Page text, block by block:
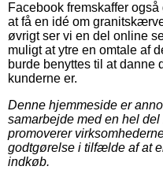
Facebook fremskaffer
at få en idé om
øvrigt ser vi en del online
muligt at ytre en omtale af
burde benyttes til at danne
kunderne er.
Denne hjemmeside er
samarbejde med en hel
promoverer
godtgørelse i tilfælde af at
indkøb.